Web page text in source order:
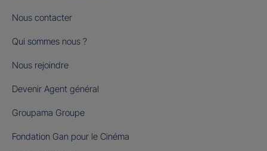
Nous contacter
Qui sommes nous ?
Nous rejoindre
Devenir Agent général
Groupama Groupe
Fondation Gan pour le Cinéma